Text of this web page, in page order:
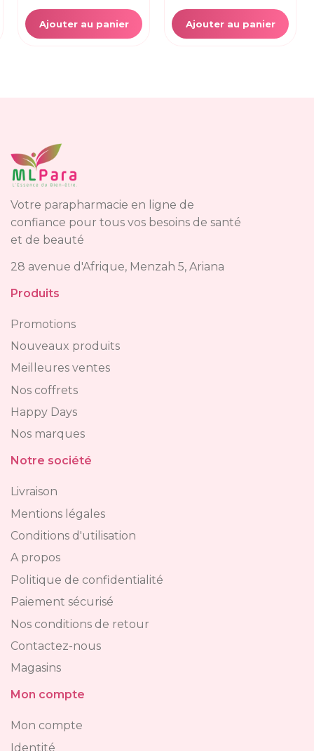
Ajouter au panier Ajouter au panier
Votre parapharmacie en ligne de
confiance pour tous vos besoins de santé
et de beauté
28 avenue d'Afrique, Menzah 5, Ariana
Produits
Promotions
Nouveaux produits
Meilleures ventes
Nos coffrets
Happy Days
Nos marques
Notre société
Livraison
Mentions légales
Conditions d'utilisation
A propos
Politique de confidentialité
Paiement sécurisé
Nos conditions de retour
Contactez-nous
Magasins
Mon compte
Mon compte
Identité